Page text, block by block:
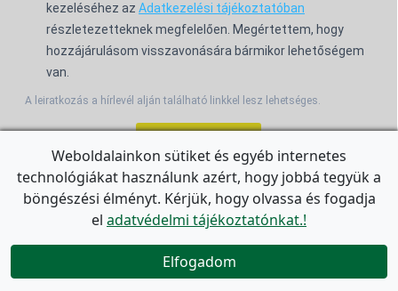
kezeléséhez az Adatkezelési tájékoztatóban
részletezetteknek megfelelően. Megértettem, hogy
hozzájárulásom visszavonására bármikor lehetőségem
van.
A leiratkozás a hírlevél alján található linkkel lesz lehetséges.
For the English Newsletter, clickHERE.

Weboldalainkon sütiket és egyéb internetes
technológiákat használunk azért, hogy jobbá tegyük a
böngészési élményt. Kérjük, hogy olvassa és fogadja
el adatvédelmi tájékoztatónkat.!
Elfogadom